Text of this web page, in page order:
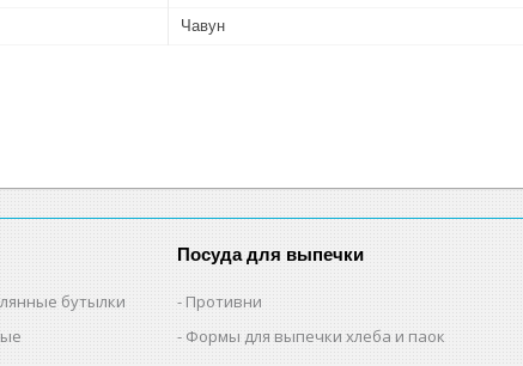
Чавун
бутылки
Посуда для выпечки
Противни
Формы для выпечки хлеба и паок